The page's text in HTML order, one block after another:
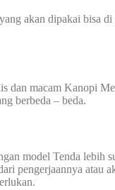
akan dipakai bisa di
dan macam Kanopi
berbeda – beda.
model Tenda lebih
pengerjaannya atau